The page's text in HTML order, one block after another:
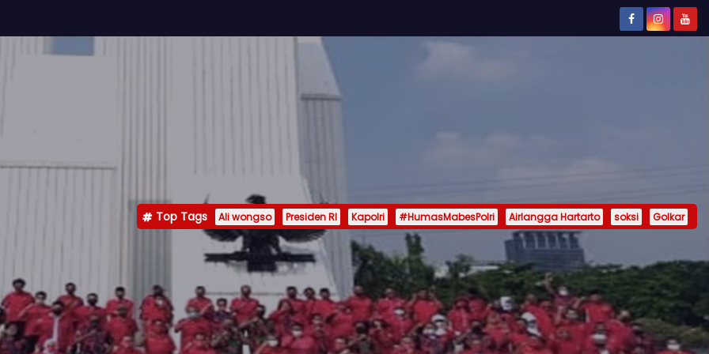
Top Tags Ali wongso Presiden RI Kapolri #HumasMabesPolri Airlangga Hartarto soksi Golkar